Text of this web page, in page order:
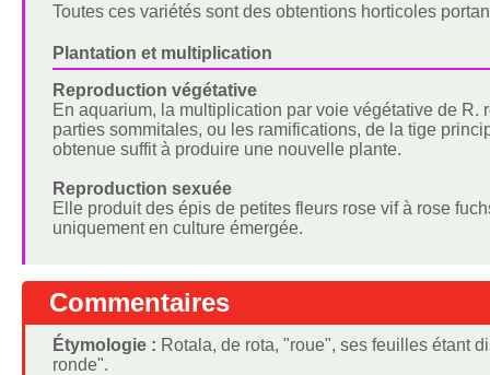
Toutes ces variétés sont des obtentions horticoles
Plantation et multiplication
Reproduction végétative
En aquarium, la multiplication par voie végétative de
parties sommitales, ou les ramifications, de la tige
obtenue suffit à produire une nouvelle plante.
Reproduction sexuée
Elle produit des épis de petites fleurs rose vif à rose
uniquement en culture émergée.
Commentaires
Étymologie : Rotala, de rota, "roue", ses feuilles étant
ronde".